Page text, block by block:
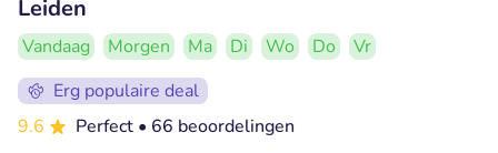
Leiden
Vandaag Morgen Ma Di Wo Do
Vr
Erg populaire deal
9.6
Perfect • 66 beoordelingen